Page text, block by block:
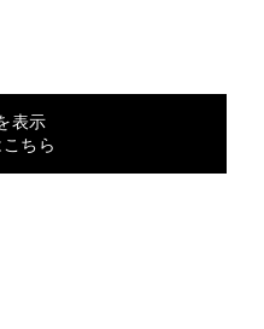
表示
ちら